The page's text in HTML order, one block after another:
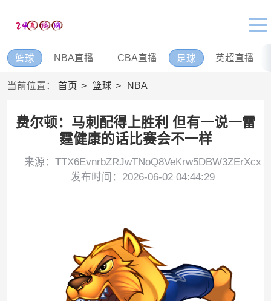
篮球 NBA直播 CBA直播 足球 英超直播
当前位置： 首页 篮球 NBA
费尔顿：马刺配得上胜利 但有一说一雷
霆健康的话比赛会不一样
来源：TTX6EvnrbZRJwTNoQ8VeKrw5DBW3ZErXcx
发布时间：2026-06-02 04:44:29